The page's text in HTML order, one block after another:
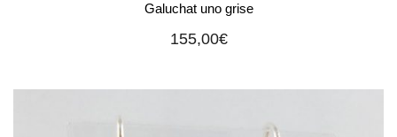
Galuchat uno grise
155,00€